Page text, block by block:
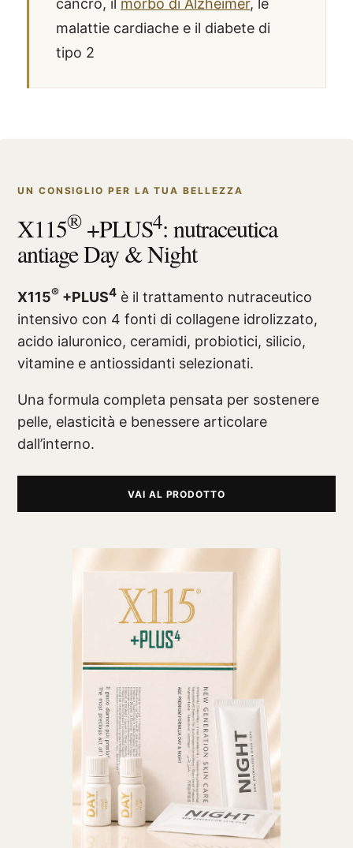
cancro, il morbo di Alzheimer, le
malattie cardiache e il diabete di
tipo 2
UN CONSIGLIO PER LA TUA BELLEZZA
X115®+PLUS4: nutraceutica
antiage Day & Night
X115® +PLUS4 è il trattamento nutraceutico
intensivo con 4 fonti di collagene idrolizzato,
acido ialuronico, ceramidi, probiotici, silicio,
vitamine e antiossidanti selezionati.
Una formula completa pensata per sostenere
pelle, elasticità e benessere articolare
dall’interno.
VAI AL PRODOTTO